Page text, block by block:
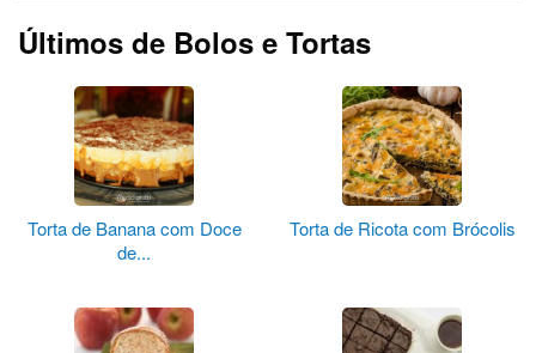
Últimos de Bolos e Tortas
Torta de Banana com Doce
de...
Torta de Ricota com Brócolis